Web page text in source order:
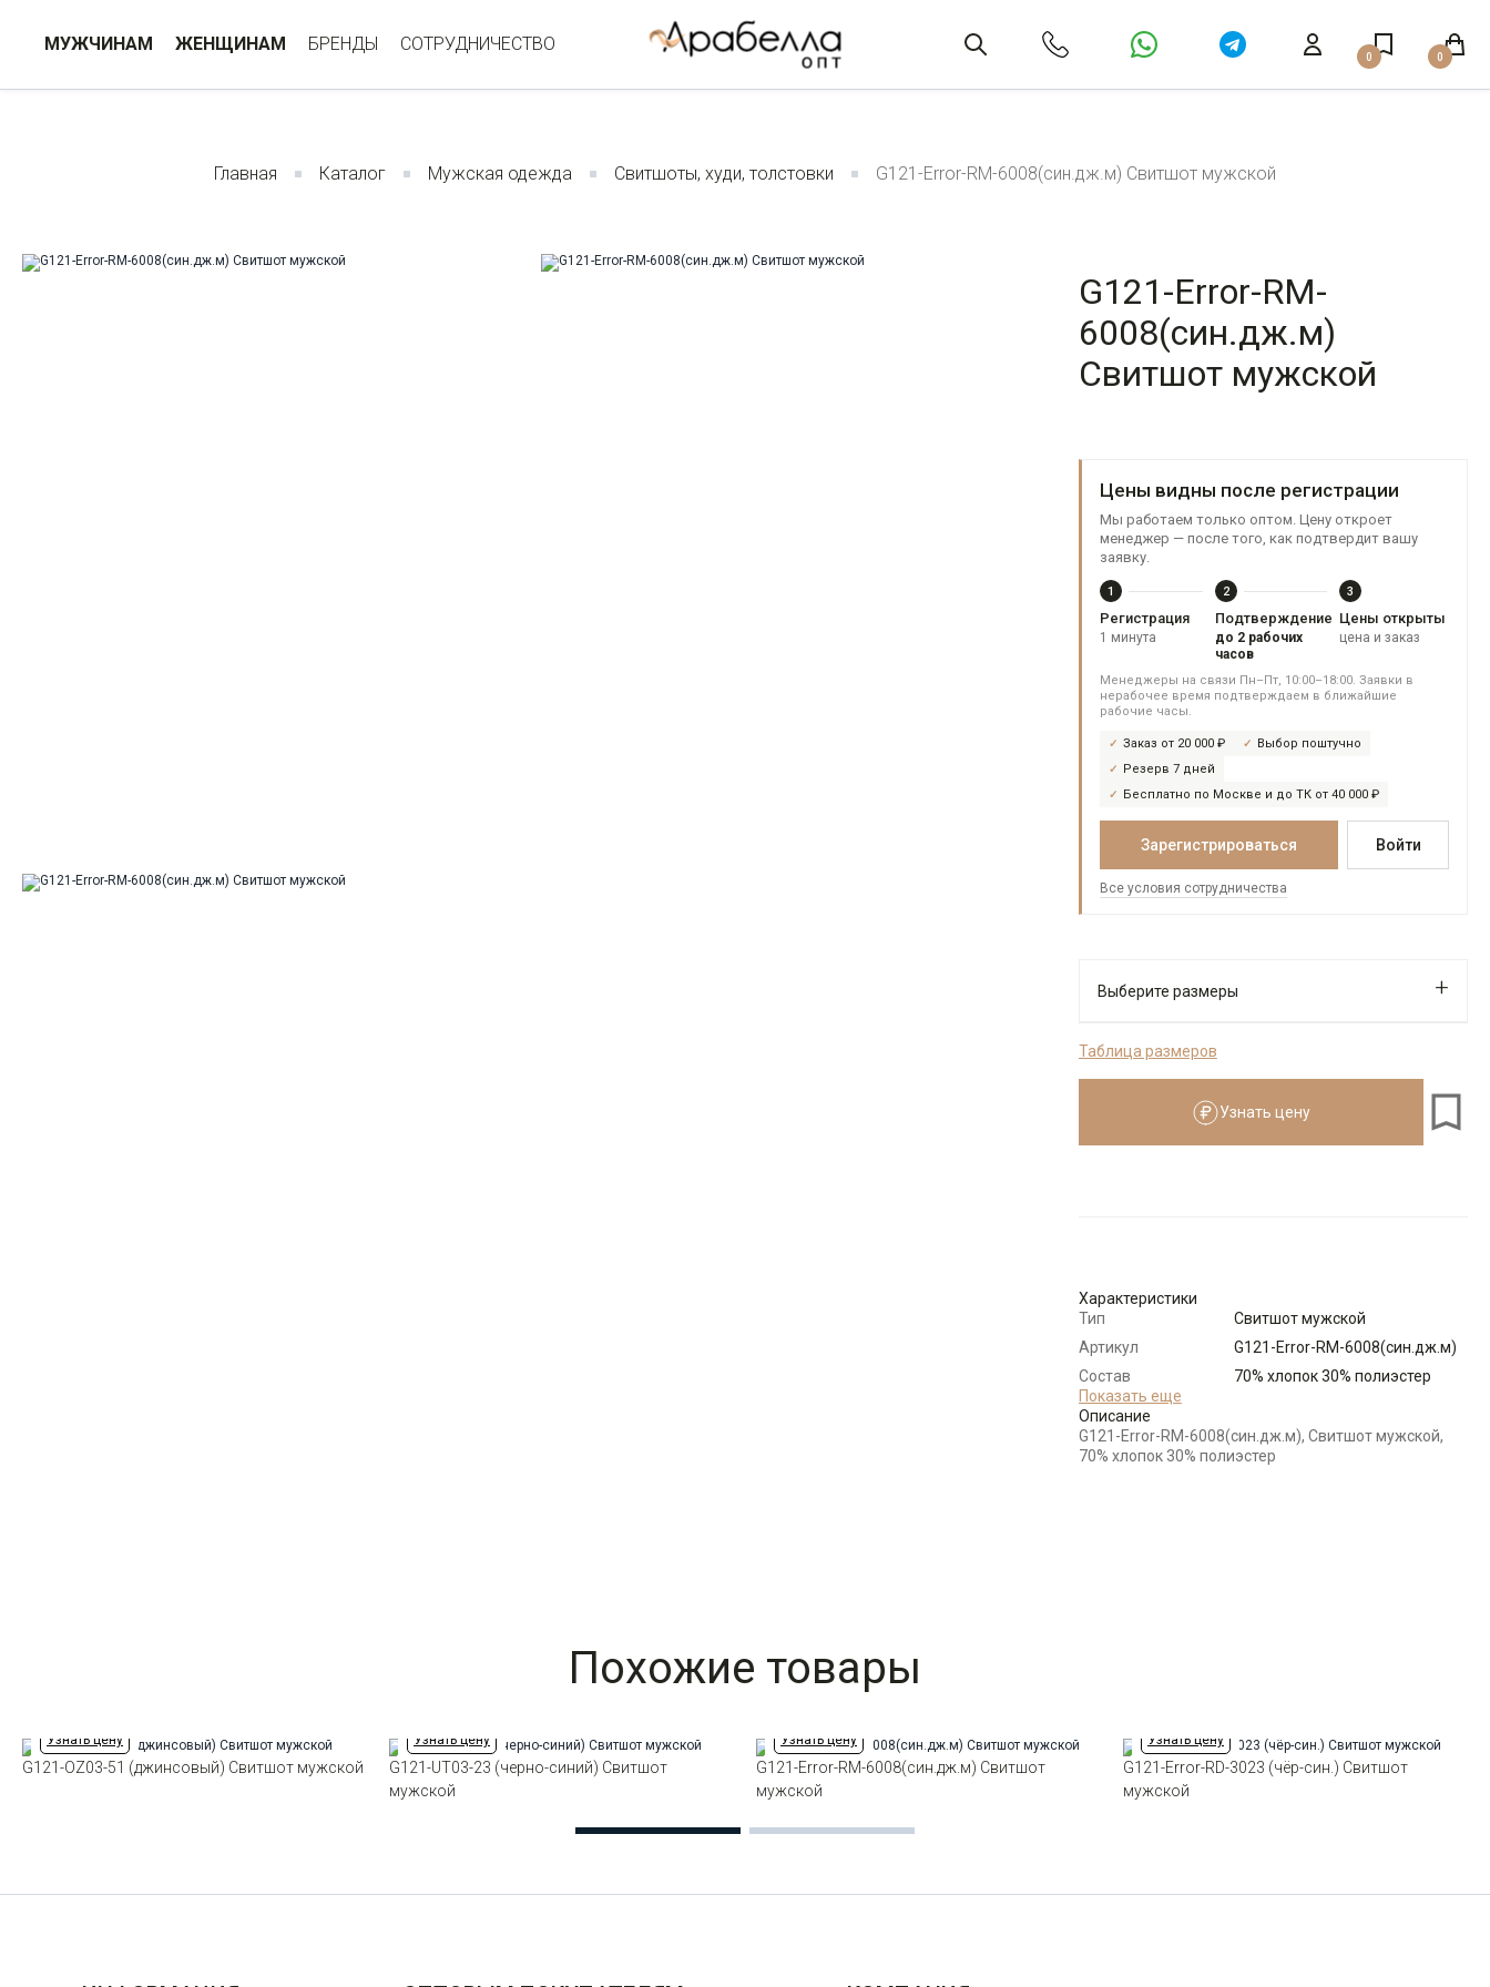
МУЖЧИНАМ ЖЕНЩИНАМ БРЕНДЫ СОТРУДНИЧЕСТВО
0 0
Главная Каталог Мужская одежда Свитшоты, худи, толстовки G121-Error-RM-6008(син.дж.м) Свитшот мужской
G121-Error-RM-
6008(син.дж.м)
Свитшот мужской
Цены видны после регистрации
Мы работаем только оптом. Цену откроет
менеджер — после того, как подтвердит вашу
заявку.
1
Регистрация
1 минута
2
Подтверждение
до 2 рабочих
часов
3
Цены открыты
цена и заказ
Менеджеры на связи Пн–Пт, 10:00–18:00. Заявки в
нерабочее время подтверждаем в ближайшие
рабочие часы.
Заказ от 20 000 ₽
Выбор поштучно
Резерв 7 дней
Бесплатно по Москве и до ТК от 40 000 ₽
Зарегистрироваться Войти
Все условия сотрудничества
Выберите размеры
+
Выбрать размерный ряд
Таблица размеров
Узнать цену
Характеристики
Тип
Свитшот мужской
Артикул
G121-Error-RM-6008(син.дж.м)
Состав
сырья
70% хлопок 30% полиэстер
Бренд
Особенности
Меланжевый эффект
Показать еще
Описание
G121-Error-RM-6008(син.дж.м), Свитшот мужской,
70% хлопок 30% полиэстер
Похожие товары
Узнать цену
G121-OZ03-51 (джинсовый) Свитшот мужской
Узнать цену
G121-UT03-23 (черно-синий) Свитшот
мужской
Узнать цену
G121-Error-RM-6008(син.дж.м) Свитшот
мужской
Узнать цену
G121-Error-RD-3023 (чёр-син.) Свитшот
мужской